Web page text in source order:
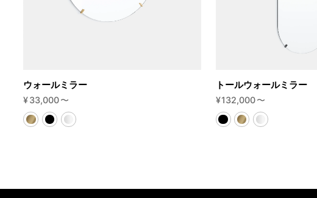
ウォールミラー
¥33,000〜
トールウォールミラー
¥132,000〜